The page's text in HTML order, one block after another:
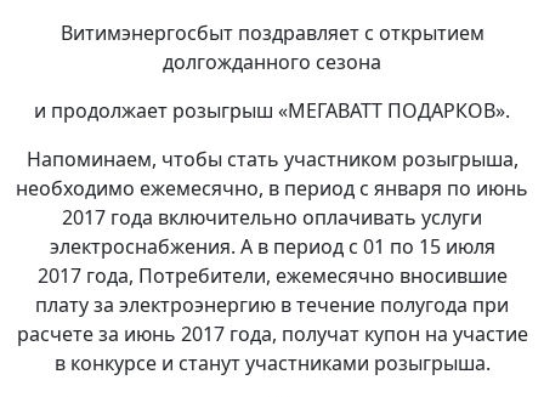
Витимэнергосбыт поздравляет с открытием
долгожданного сезона
и продолжает розыгрыш «МЕГАВАТТ ПОДАРКОВ».
Напоминаем, чтобы стать участником розыгрыша,
необходимо ежемесячно, в период с января по июнь
2017 года включительно оплачивать услуги
электроснабжения. А в период с 01 по 15 июля
2017 года, Потребители, ежемесячно вносившие
плату за электроэнергию в течение полугода при
расчете за июнь 2017 года, получат купон на участие
в конкурсе и станут участниками розыгрыша.